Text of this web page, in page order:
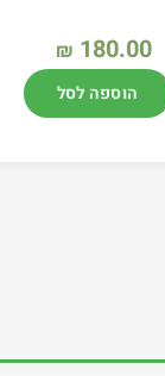
₪ 180.00
הוספה לסל